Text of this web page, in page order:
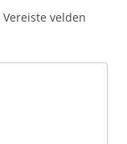
Vereiste velden